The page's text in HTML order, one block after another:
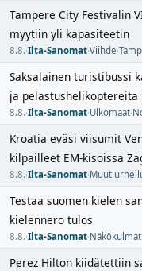
Tampere City Festivalin
myytiin yli kapasiteetin
8.8.·Ilta-Sanomat·Viihde·
Saksalainen turistibussi
ja
8.8.·Ilta-Sanomat·Ulkomaat·
Kroatia eväsi viisumit
kilpailleet EM-kisoissa
8.8.·Ilta-Sanomat·Muut
Testaa suomen kielen
kielennero tulos
8.8.·Ilta-Sanomat·Näkökulmat
Perez Hilton kiidätettiin